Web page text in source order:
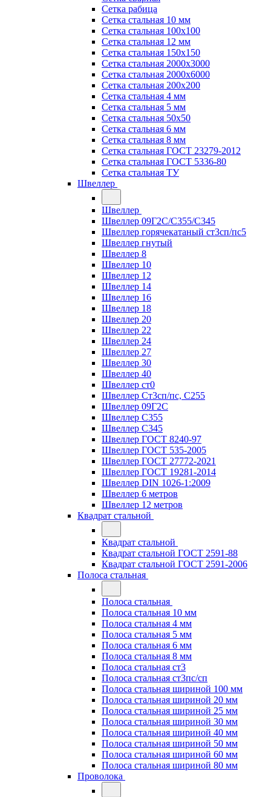
Сетка рабица
Сетка стальная 10 мм
Сетка стальная 100х100
Сетка стальная 12 мм
Сетка стальная 150х150
Сетка стальная 2000х3000
Сетка стальная 2000х6000
Сетка стальная 200х200
Сетка стальная 4 мм
Сетка стальная 5 мм
Сетка стальная 50х50
Сетка стальная 6 мм
Сетка стальная 8 мм
Сетка стальная ГОСТ 23279-2012
Сетка стальная ГОСТ 5336-80
Сетка стальная ТУ
Швеллер
Швеллер
Швеллер 09Г2С/С355/С345
Швеллер горячекатаный ст3сп/пс5
Швеллер гнутый
Швеллер 8
Швеллер 10
Швеллер 12
Швеллер 14
Швеллер 16
Швеллер 18
Швеллер 20
Швеллер 22
Швеллер 24
Швеллер 27
Швеллер 30
Швеллер 40
Швеллер ст0
Швеллер Ст3сп/пс, С255
Швеллер 09Г2С
Швеллер С355
Швеллер С345
Швеллер ГОСТ 8240-97
Швеллер ГОСТ 535-2005
Швеллер ГОСТ 27772-2021
Швеллер ГОСТ 19281-2014
Швеллер DIN 1026-1:2009
Швеллер 6 метров
Швеллер 12 метров
Квадрат стальной
Квадрат стальной
Квадрат стальной ГОСТ 2591-88
Квадрат стальной ГОСТ 2591-2006
Полоса стальная
Полоса стальная
Полоса стальная 10 мм
Полоса стальная 4 мм
Полоса стальная 5 мм
Полоса стальная 6 мм
Полоса стальная 8 мм
Полоса стальная ст3
Полоса стальная ст3пс/сп
Полоса стальная шириной 100 мм
Полоса стальная шириной 20 мм
Полоса стальная шириной 25 мм
Полоса стальная шириной 30 мм
Полоса стальная шириной 40 мм
Полоса стальная шириной 50 мм
Полоса стальная шириной 60 мм
Полоса стальная шириной 80 мм
Проволока